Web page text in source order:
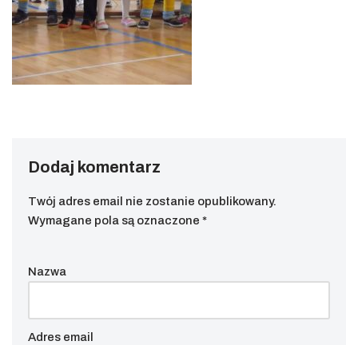
Dodaj komentarz
Twój adres email nie zostanie opublikowany.
Wymagane pola są oznaczone *
Nazwa
Adres email